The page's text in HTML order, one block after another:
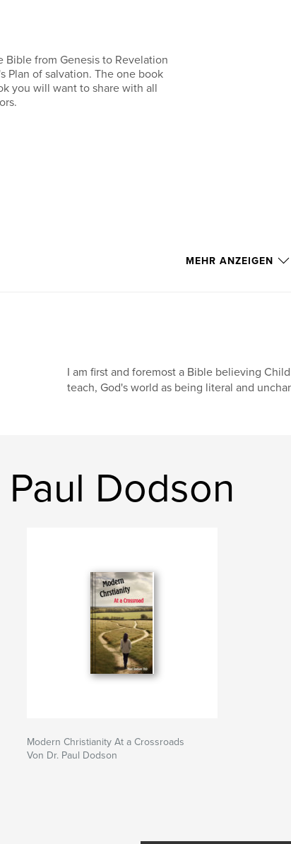
from Genesis to Revelation
Plan of salvation. The one book
you will want to share with all
MEHR ANZEIGEN
I am first and foremost a Bible believing
teach, God's world as being literal and
Dodson
Modern Christianity At a Crossroads
Von Dr. Paul Dodson